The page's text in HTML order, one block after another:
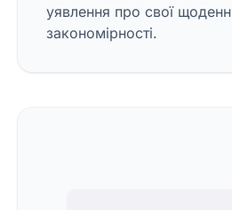
уявлення про свої
закономірності.